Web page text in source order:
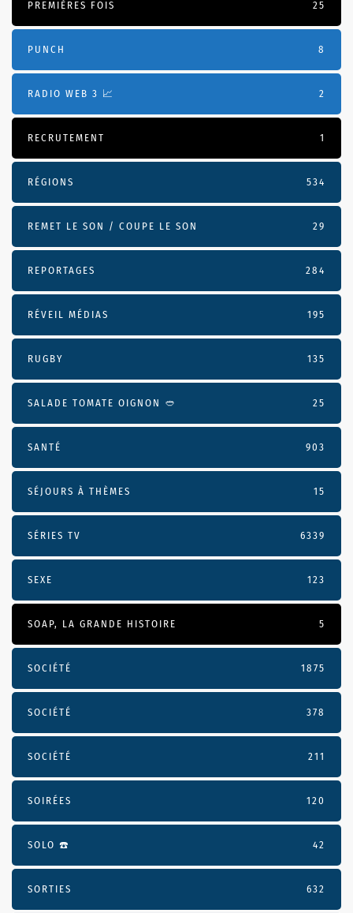
PREMIÈRES FOIS 25
PUNCH 8
RADIO WEB 3 📈 2
RECRUTEMENT 1
RÉGIONS 534
REMET LE SON / COUPE LE SON 29
REPORTAGES 284
RÉVEIL MÉDIAS 195
RUGBY 135
SALADE TOMATE OIGNON 🥙 25
SANTÉ 903
SÉJOURS À THÈMES 15
SÉRIES TV 6339
SEXE 123
SOAP, LA GRANDE HISTOIRE 5
SOCIÉTÉ 1875
SOCIÉTÉ 378
SOCIÉTÉ 211
SOIRÉES 120
SOLO ☎️ 42
SORTIES 632